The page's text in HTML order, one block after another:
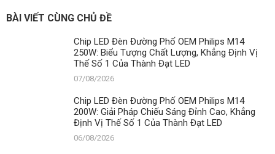
BÀI VIẾT CÙNG CHỦ ĐỀ
Chip LED Đèn Đường Phố OEM Philips M14
250W: Biểu Tượng Chất Lượng, Khẳng Định Vị
Thế Số 1 Của Thành Đạt LED
07/08/2026
Chip LED Đèn Đường Phố OEM Philips M14
200W: Giải Pháp Chiếu Sáng Đỉnh Cao, Khẳng
Định Vị Thế Số 1 Của Thành Đạt LED
06/08/2026